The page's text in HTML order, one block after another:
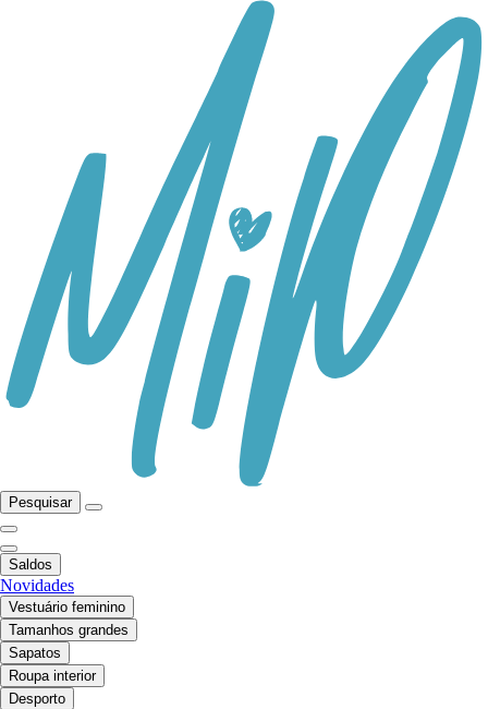
Pesquisar
Saldos
Novidades
Vestuário feminino
Tamanhos grandes
Sapatos
Roupa interior
Desporto